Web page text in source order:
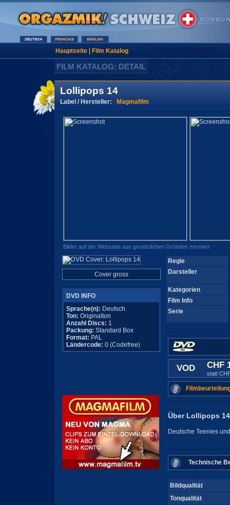
Hauptseite| Film Katalog
FILM KATALOG: DETAIL
Lollipops 14
Label / Hersteller: Magmafilm
Bilder auf der Webseite aus gesetzlichen Gründen zensiert
Cover gross
DVD INFO
Sprache(n): Deutsch
Ton: Originalton
Anzahl Discs: 1
Packung: Standard Box
Format: PAL
Ländercode: 0 (Codefree)
Regie
Darsteller
Kategorien
Film Info
Serie
VOD CHF
statt
Über Lollipops 14
Deutsche Teenies
Technische
Bildqualität
Tonqualität